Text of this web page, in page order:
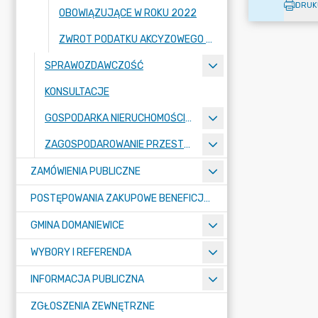
OBOWIĄZUJĄCE W ROKU 2022
ZWROT PODATKU AKCYZOWEGO ZAWARTEGO W CENIE OLEJU NAPĘDOWEGO
SPRAWOZDAWCZOŚĆ
KONSULTACJE
GOSPODARKA NIERUCHOMOŚCIAMI
ZAGOSPODAROWANIE PRZESTRZENNE
ZAMÓWIENIA PUBLICZNE
POSTĘPOWANIA ZAKUPOWE BENEFICJENTÓW DOTACJI
GMINA DOMANIEWICE
WYBORY I REFERENDA
INFORMACJA PUBLICZNA
ZGŁOSZENIA ZEWNĘTRZNE